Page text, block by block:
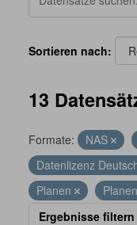
Sortieren nach
13
Formate: NAS
Datenlizenz
Planen
Ergebnisse filtern